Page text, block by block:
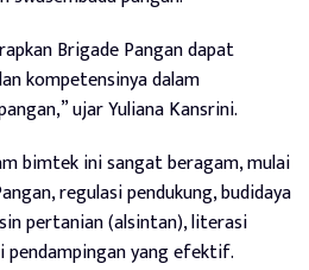
Brigade Pangan dapat
kompetensinya dalam
ujar Yuliana Kansrini.
bimtek ini sangat beragam, mulai
regulasi pendukung, budidaya
pertanian (alsintan), literasi
yang efektif.